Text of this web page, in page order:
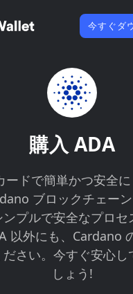
今すぐダ
購入 ADA
ードで簡単かつ安全
ブロックチェー
プルで安全なプロセ
以外にも、Cardano
さい。今すぐ安心し
しょう!